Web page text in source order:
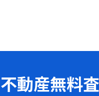
不動産無料